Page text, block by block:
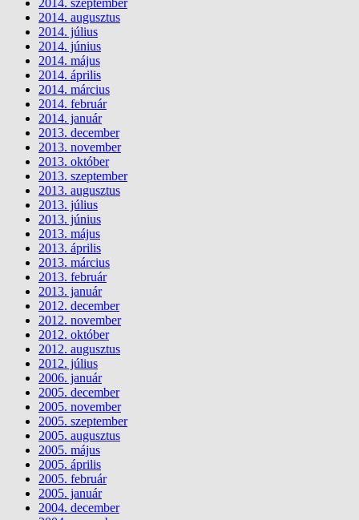
2014. augusztus
2014. július
2014. június
2014. május
2014. április
2014. március
2014. február
2014. január
2013. december
2013. november
2013. október
2013. szeptember
2013. augusztus
2013. július
2013. június
2013. május
2013. április
2013. március
2013. február
2013. január
2012. december
2012. november
2012. október
2012. augusztus
2012. július
2006. január
2005. december
2005. november
2005. szeptember
2005. augusztus
2005. május
2005. április
2005. február
2005. január
2004. december